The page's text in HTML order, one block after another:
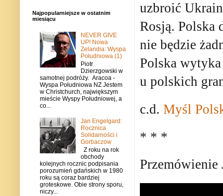
uzbroić
Rosją. Polska
nie będzie
Polska wytyka
u polskich
c.d. Myśl
* * *
Przemówienie
Najpopularniejsze w ostatnim
miesiącu
NEVER GIVE
UP! Nowa
Zelandia: Wyspa
Południowa (1)
Piotr
Dzierzgowski w
samotnej podróży. Aracoa -
Wyspa Południowa NZ Jestem
w Christchurch, największym
mieście Wyspy Południowej, a
co...
Jan Engelgard:
Rocznica
Solidarności i
Gorbaczow
Z roku na rok
obchody
kolejnych rocznic podpisania
porozumień gdańskich w 1980
roku są coraz bardziej
groteskowe. Obie strony sporu,
niczy...